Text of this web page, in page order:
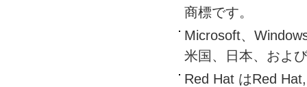
商標です。
Microsoft、
米国、日本、およ
Red Hat はRed